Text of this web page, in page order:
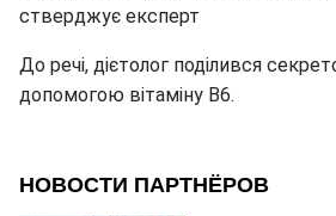
стверджує експерт
До речі, дієтолог поділився
допомогою вітаміну В6.